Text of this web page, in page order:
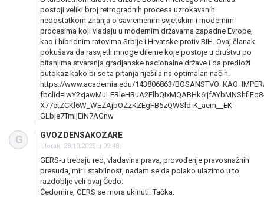
postoji veliki broj retrogradnih procesa uzrokavanih
nedostatkom znanja o savremenim svjetskim i modernim
procesima koji vladaju u modernim državama zapadne Evrope,
kao i hibridnim ratovima Srbije i Hrvatske protiv BIH. Ovaj članak
pokušava da rasvjetli mnoge dileme koje postoje u društvu po
pitanjima stvaranja gradjanske nacionalne države i da predloži
putokaz kako bi se ta pitanja riješila na optimalan način.
https://www.academia.edu/143806863/
X77etZCKl6W_WEZAjbOZzKZEgFB6zQWSld-K_aem__EK-
GLbje7TmijEiN7AGnw
G GVOZDENSAKOZARE
Utorak, 28.10.2025 u 09:48
GERS-u trebaju red, vladavina prava, provođenje pravosnažnih
presuda, mir i stabilnost, nadam se da polako ulazimo u to
razdoblje veli ovaj Čedo.
Čedomire, GERS se mora ukinuti. Tačka.